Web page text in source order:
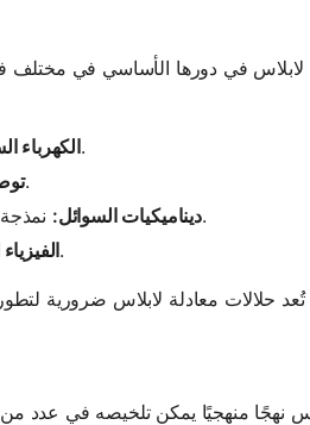
في دورها الأساسي في مختلف
الكهرباءتحديد الجهد الكهربائي في المناطق الخالية من الشحنات.
حساب توزيع درجات الحرارة في الحالة المستقرة.
ديناميكيات السوائل:نمذجة احتمالات السرعة للتدفقات غير الدوارة وغير القابلة للانضغاط.
حل الاحتمالات الجاذبية في المناطق الخالية من الكتل.
نهجًا منهجيًا يمكن تلخيصه في عدد